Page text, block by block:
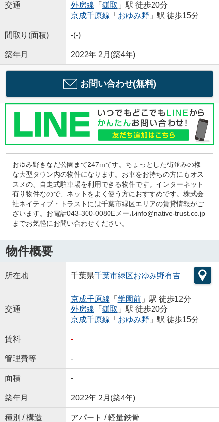
交通
外房線 「 鎌取 」駅 徒歩20分
京成千原線 「 おゆみ野 」駅 徒歩15分
間取り(面積) -(-)
築年月 2022年 2月(築4年)
お問い合わせ(無料)
おゆみ野きなだ公園まで247mです。ちょっとした街並みの様
な大型タウン内の物件になります。お車をお持ちの方にもオス
スメの、自走式駐車場を利用できる物件です。インターネット
有り物件なので、ネットをよく使う方におすすめです。株式会
社ネイティブ・トラストには千葉市緑区エリアの賃貸情報がご
ざいます。お電話043-300-0080Eメールinfo@native-trust.co.jp
までお気軽にお問い合わせください。
物件概要
所在地 千葉県千葉市緑区おゆみ野有吉
交通
京成千原線 「 学園前」駅 徒歩12分
外房線 「 鎌取 」駅 徒歩20分
京成千原線 「 おゆみ野 」駅 徒歩15分
賃料 -
管理費等 -
面積 -
築年月 2022年 2月(築4年)
種別 / 構造 アパート / 軽量鉄骨